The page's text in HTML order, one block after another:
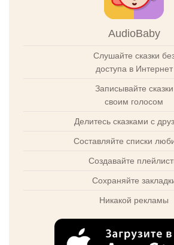
AudioBaby
Слушайте сказки
доступа в Интернет
Записывайте сказки
своим голосом
Делитесь сказками с
Составляйте списки
Создавайте
Сохраняйте
Никакой рекламы